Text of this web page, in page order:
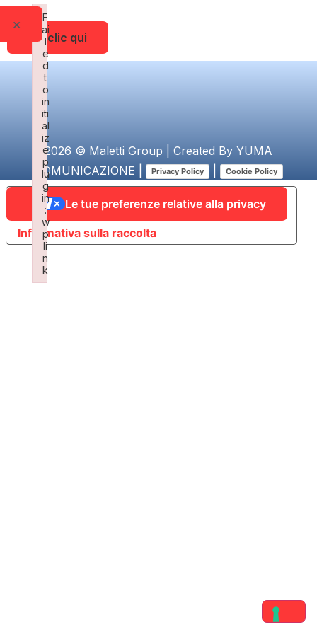
Fai clic qui
2026 © Maletti Group | Created By YUMA
COMUNICAZIONE
Privacy Policy Cookie Policy
Informativa sulla raccolta
Le tue preferenze relative alla privacy
F
ai
l
e
d
t
o
in
iti
al
iz
e
p
lu
g
in
:
w
p
li
n
k
×
Failed to initialize plugin: wplink